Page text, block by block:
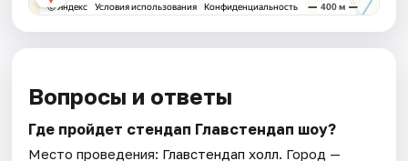
Вопросы и ответы
Где пройдет стендап Главстендап шоу?
Место проведения: Главстендап холл. Город —